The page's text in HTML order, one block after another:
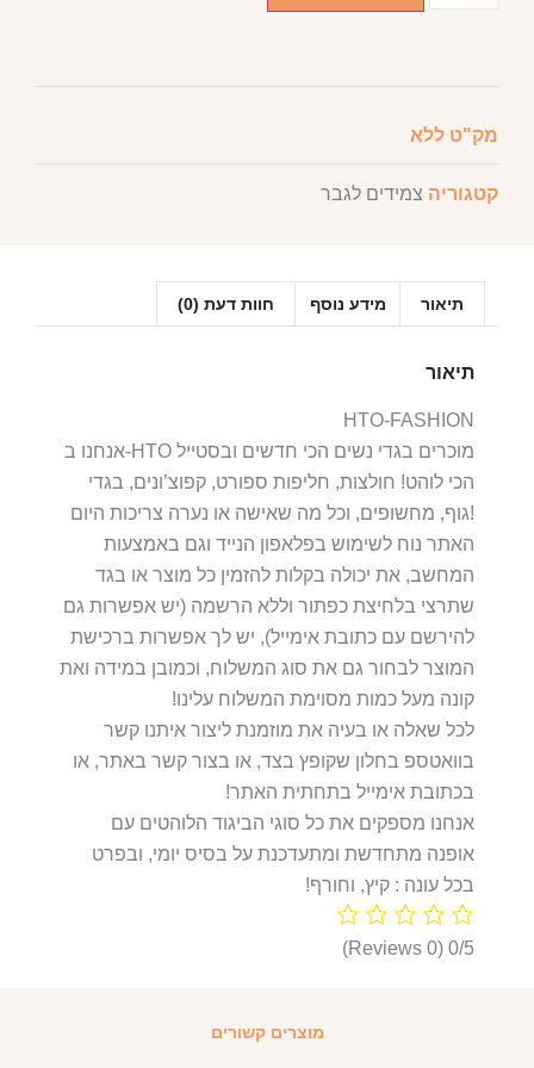
מק"ט ללא
קטגוריה צמידים לגבר
תיאור מידע נוסף חוות דעת (0)
תיאור
HTO-FASHION
אנחנו ב-HTO מוכרים בגדי נשים הכי חדשים ובסטייל
הכי לוהט! חולצות, חליפות ספורט, קפוצ’ונים, בגדי
גוף, מחשופים, וכל מה שאישה או נערה צריכות היום!
האתר נוח לשימוש בפלאפון הנייד וגם באמצעות
המחשב, את יכולה בקלות להזמין כל מוצר או בגד
שתרצי בלחיצת כפתור וללא הרשמה (יש אפשרות גם
להירשם עם כתובת אימייל), יש לך אפשרות ברכישת
המוצר לבחור גם את סוג המשלוח, וכמובן במידה ואת
קונה מעל כמות מסוימת המשלוח עלינו!
לכל שאלה או בעיה את מוזמנת ליצור איתנו קשר
בוואטספ בחלון שקופץ בצד, או בצור קשר באתר, או
בכתובת אימייל בתחתית האתר!
אנחנו מספקים את כל סוגי הביגוד הלוהטים עם
אופנה מתחדשת ומתעדכנת על בסיס יומי, ובפרט
בכל עונה : קיץ, וחורף!
0/5
(0 Reviews)
מוצרים קשורים